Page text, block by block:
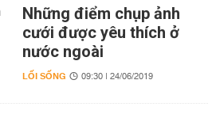
Những điểm chụp ảnh
cưới được yêu thích ở
nước ngoài
LỐI SỐNG 09:30 | 24/06/2019